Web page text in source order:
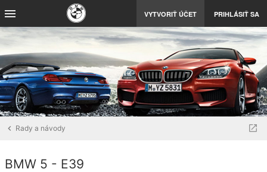
VYTVORIŤ ÚČET PRIHLÁSIŤ SA
Rady a návody
BMW 5 - E39